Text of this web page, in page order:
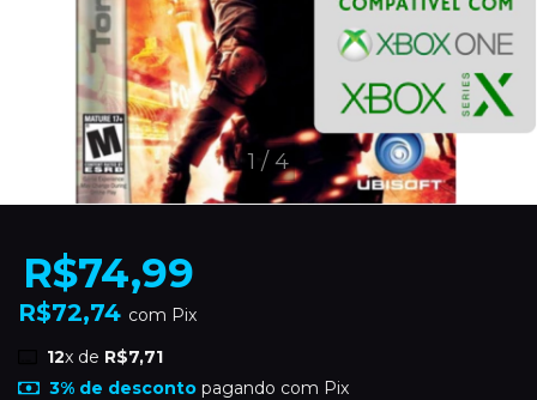
1 / 4
R$74,99
R$72,74 com Pix
12x de R$7,71
3% de descontopagando com Pix